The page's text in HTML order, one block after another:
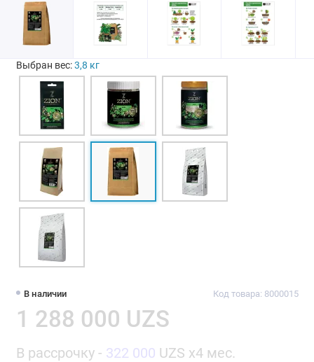
В наличии Код товара: 8000015
1 288 000 UZS
В рассрочку - 322 000 UZS x4 мес.
Выбран вес:3,8 кг